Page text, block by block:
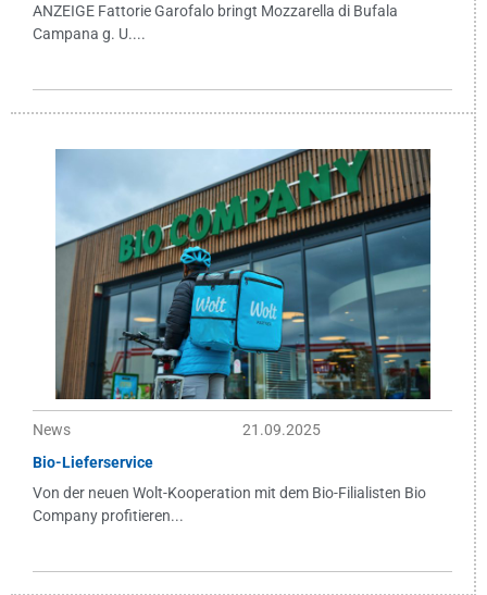
ANZEIGE Fattorie Garofalo bringt Mozzarella di Bufala
Campana g. U....
News
21.09.2025
Bio-Lieferservice
Von der neuen Wolt-Kooperation mit dem Bio-Filialisten Bio
Company profitieren...